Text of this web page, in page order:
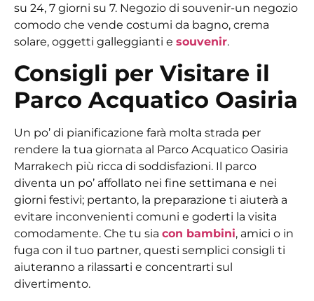
su 24, 7 giorni su 7. Negozio di souvenir-un negozio
comodo che vende costumi da bagno, crema
solare, oggetti galleggianti e souvenir.
Consigli per Visitare il
Parco Acquatico Oasiria
Un po’ di pianificazione farà molta strada per
rendere la tua giornata al Parco Acquatico Oasiria
Marrakech più ricca di soddisfazioni. Il parco
diventa un po’ affollato nei fine settimana e nei
giorni festivi; pertanto, la preparazione ti aiuterà a
evitare inconvenienti comuni e goderti la visita
comodamente. Che tu sia con bambini, amici o in
fuga con il tuo partner, questi semplici consigli ti
aiuteranno a rilassarti e concentrarti sul
divertimento.